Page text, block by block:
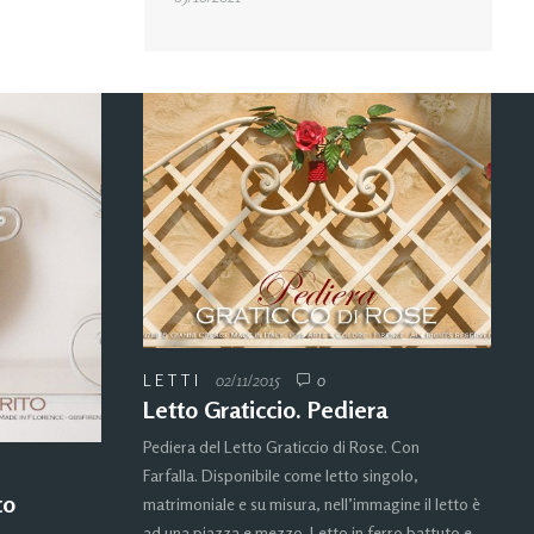
LETTI 02/11/2015 0
Letto Graticcio. Pediera
Pediera del Letto Graticcio di Rose. Con
Farfalla. Disponibile come letto singolo,
matrimoniale e su misura, nell’immagine il letto è